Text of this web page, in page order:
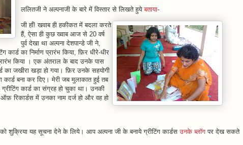
ललितजी ने अल्पनाजी के बारे में विस्तार से लिखते हुयेबताया-
जी हाँ! खवाब ही हकीकत में बदला करते
हैं, ऐसा ही कुछ ख्वाब आज से 20 वर्ष
पुर्व देखा था अल्पना देशपान्डे जी ने,
कार्ड का निर्माण प्रारंभ किया, फ़िर धीरे-धीर
किया । एक अंतराल के बाद उनके पास
का जखीरा खड़ा हो गया। फ़िर उनके सहयोगी
कार्ड बना कर दिए। मेरी जब मुलाकात हुई तब
कार्ड का संग्रह हो चुका था। उनकी
ऑफ़ रिकार्डस में उनका नाम दर्ज हो और वह हो
शुक्रिया यह सूचना देने के लिये। आप अल्पना जी के बनाये ग्रीटिंग कार्डसउनके ब्लॉग पर देख सकते